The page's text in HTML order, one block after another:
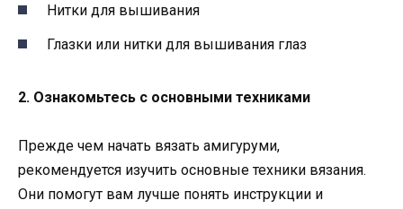
Нитки для вышивания
Глазки или нитки для вышивания глаз
2. Ознакомьтесь с основными техниками
Прежде чем начать вязать амигуруми,
рекомендуется изучить основные техники вязания.
Они помогут вам лучше понять инструкции и